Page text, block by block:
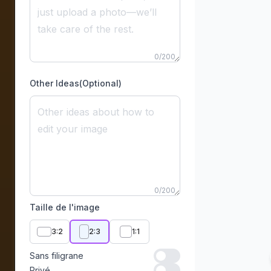
0/200
Other Ideas(Optional)
0/200
Taille de l'image
3:2 2:3 1:1
Sans filigrane
Sans filigrane